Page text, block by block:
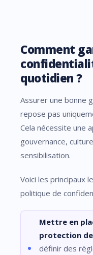
Comment
quotidien ?
Assurer une bonne
repose pas
Cela nécessite une
gouvernance,
sensibilisation.
Voici les principaux
politique de
Mettre en
protection
définir des